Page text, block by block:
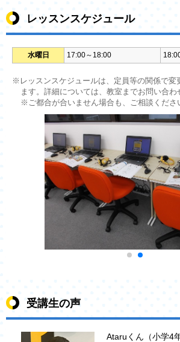
レッスンスケジュール
水曜日 17:00～18:00
※レッスンスケジュールは、定員等の関係で変
ます。詳細については、教室までお問い合わ
※ご都合が合いません場合も、ご相談くださ
受講生の声
Ataruくん（小学4